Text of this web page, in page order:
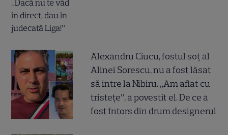
Alexandru Ciucu, fostul soț al
Alinei Sorescu, nu a fost lăsat
să intre la Nibiru. „Am aflat cu
tristețe”, a povestit el. De ce a
fost întors din drum designerul